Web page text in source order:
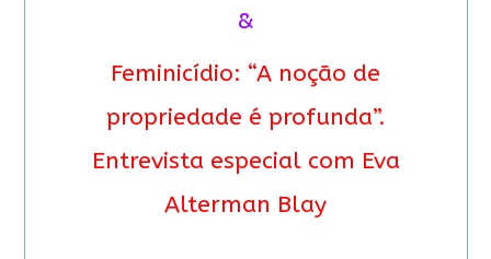
&
Feminicídio: “A noção de
propriedade é profunda”.
Entrevista especial com Eva
Alterman Blay